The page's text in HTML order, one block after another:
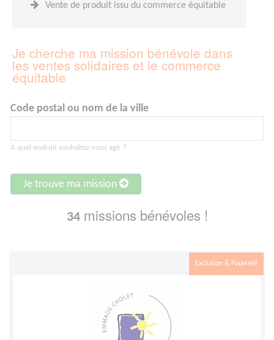
Vente de produit issu du commerce équitable
Je cherche ma mission bénévole dans
les ventes solidaires et le commerce
équitable
Code postal ou nom de la ville
A quel endroit souhaitez-vous agir ?
Je trouve ma mission
34missions bénévoles !
Exclusion & Pauvreté